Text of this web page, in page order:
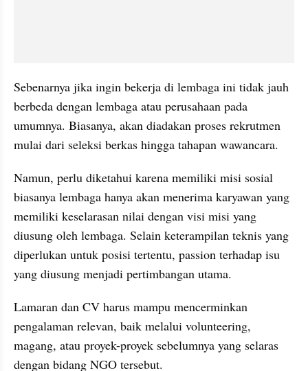
Sebenarnya jika ingin bekerja di lembaga ini tidak jauh
berbeda dengan lembaga atau perusahaan pada
umumnya. Biasanya, akan diadakan proses rekrutmen
mulai dari seleksi berkas hingga tahapan wawancara.
Namun, perlu diketahui karena memiliki misi sosial
biasanya lembaga hanya akan menerima karyawan yang
memiliki keselarasan nilai dengan visi misi yang
diusung oleh lembaga. Selain keterampilan teknis yang
diperlukan untuk posisi tertentu, passion terhadap isu
yang diusung menjadi pertimbangan utama.
Lamaran dan CV harus mampu mencerminkan
pengalaman relevan, baik melalui volunteering,
magang, atau proyek-proyek sebelumnya yang selaras
dengan bidang NGO tersebut.